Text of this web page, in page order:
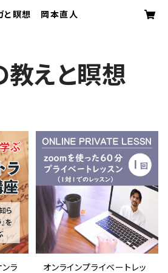
と瞑想 岡本直人
教えと瞑想
ラ
オンラインプライベートレッ